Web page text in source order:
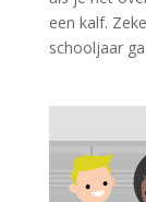
een kalf.
schooljaar